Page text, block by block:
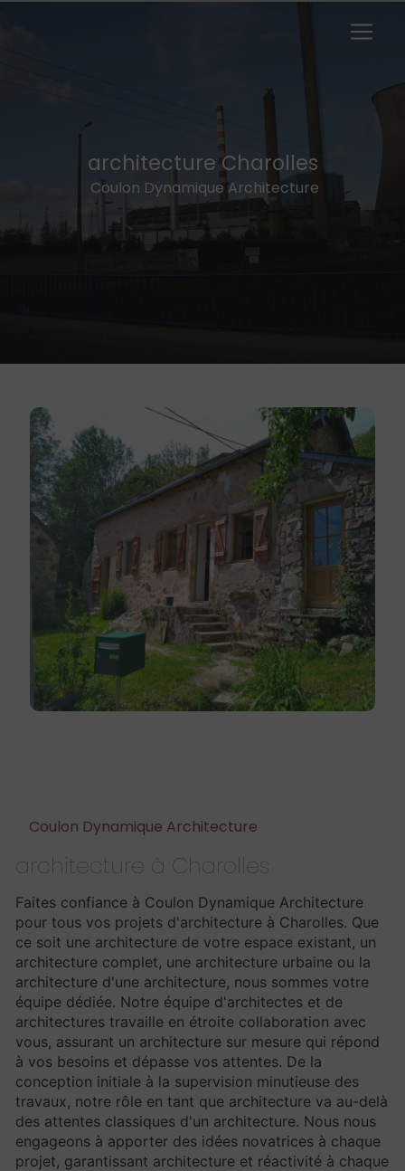
architecture Charolles
Coulon Dynamique Architecture
Coulon Dynamique Architecture
architecture à Charolles
Faites confiance à Coulon Dynamique Architecture
pour tous vos projets d'architecture à Charolles. Que
ce soit une architecture de votre espace existant, un
architecture complet, une architecture urbaine ou la
architecture d'une architecture, nous sommes votre
équipe dédiée. Notre équipe d'architectes et de
architectures travaille en étroite collaboration avec
vous, assurant un architecture sur mesure qui répond
à vos besoins et dépasse vos attentes. De la
conception initiale à la supervision minutieuse des
travaux, notre rôle en tant que architecture va au-delà
des attentes classiques d'un architecture. Nous nous
engageons à apporter des idées novatrices à chaque
projet, garantissant architecture et réactivité à chaque